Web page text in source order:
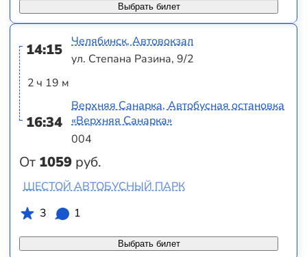
Выбрать билет
14:15
2 ч 19 м
16:34
От 1059 руб.
Челябинск, Автовокзал
ул. Степана Разина, 9/2
Верхняя Санарка, Автобусная остановка
«Верхняя Санарка»
004
Выбрать билет
ШЕСТОЙ АВТОБУСНЫЙ ПАРК
3
1